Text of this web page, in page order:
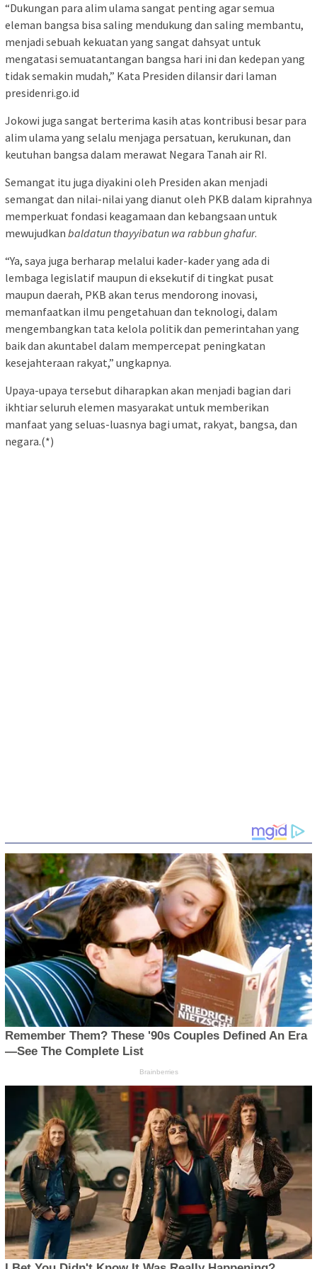
“Dukungan para alim ulama sangat penting agar semua
eleman bangsa bisa saling mendukung dan saling membantu,
menjadi sebuah kekuatan yang sangat dahsyat untuk
mengatasi semuatantangan bangsa hari ini dan kedepan yang
tidak semakin mudah,” Kata Presiden dilansir dari laman
presidenri.go.id
Jokowi juga sangat berterima kasih atas kontribusi besar para
alim ulama yang selalu menjaga persatuan, kerukunan, dan
keutuhan bangsa dalam merawat Negara Tanah air RI.
Semangat itu juga diyakini oleh Presiden akan menjadi
semangat dan nilai-nilai yang dianut oleh PKB dalam kiprahnya
memperkuat fondasi keagamaan dan kebangsaan untuk
mewujudkan baldatun thayyibatun wa rabbun ghafur.
“Ya, saya juga berharap melalui kader-kader yang ada di
lembaga legislatif maupun di eksekutif di tingkat pusat
maupun daerah, PKB akan terus mendorong inovasi,
memanfaatkan ilmu pengetahuan dan teknologi, dalam
mengembangkan tata kelola politik dan pemerintahan yang
baik dan akuntabel dalam mempercepat peningkatan
kesejahteraan rakyat,” ungkapnya.
Upaya-upaya tersebut diharapkan akan menjadi bagian dari
ikhtiar seluruh elemen masyarakat untuk memberikan
manfaat yang seluas-luasnya bagi umat, rakyat, bangsa, dan
negara.(*)